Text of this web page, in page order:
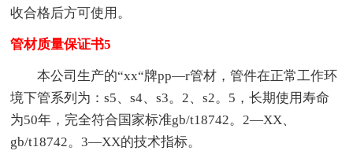
收合格后方可使用。
管材质量保证书5
本公司生产的“xx“牌pp—r管材，管件在正常工作环
境下管系列为：s5、s4、s3。2、s2。5，长期使用寿命
为50年，完全符合国家标准gb/t18742。2—XX、
gb/t18742。3—XX的技术指标。